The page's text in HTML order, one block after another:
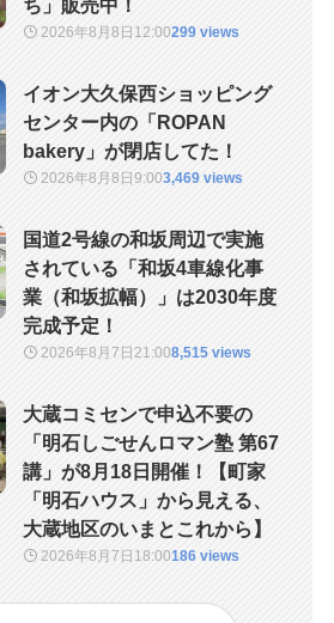
ち」販売中！
2026年8月8日 12:00299 views
イオン大久保西ショッピング
センター内の「ROPAN
bakery」が閉店してた！
2026年8月8日9:003,469 views
国道2号線の和坂周辺で実施
されている「和坂4車線化事
業（和坂拡幅）」は2030年度
完成予定！
2026年8月7日 21:008,515 views
大蔵コミセンで申込不要の
「明石しごせんロマン塾 第67
講」が8月18日開催！【町家
「明石ハウス」から見える、
大蔵地区のいまとこれから】
2026年8月7日 18:00186 views